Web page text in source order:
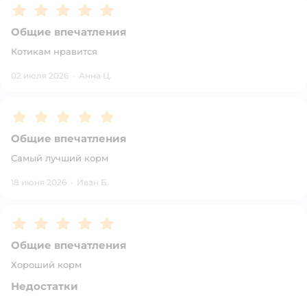
Рейтинг:5
Общие впечатления
Котикам нравится
02 июля 2026 · Анна Ц.
Рейтинг:5
Общие впечатления
Самый лучший корм
18 июня 2026 · Иван Б.
Рейтинг:5
Общие впечатления
Хороший корм
Недостатки